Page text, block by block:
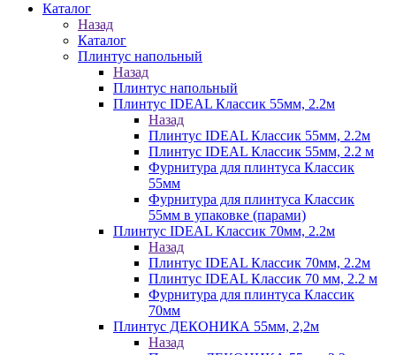
Каталог
Назад
Каталог
Плинтус напольный
Назад
Плинтус напольный
Плинтус IDEAL Классик 55мм, 2.2м
Назад
Плинтус IDEAL Классик 55мм, 2.2м
Плинтус IDEAL Классик 55мм, 2.2 м
Фурнитура для плинтуса Классик
55мм
Фурнитура для плинтуса Классик
55мм в упаковке (парами)
Плинтус IDEAL Классик 70мм, 2.2м
Назад
Плинтус IDEAL Классик 70мм, 2.2м
Плинтус IDEAL Классик 70 мм, 2.2 м
Фурнитура для плинтуса Классик
70мм
Плинтус ДЕКОНИКА 55мм, 2,2м
Назад